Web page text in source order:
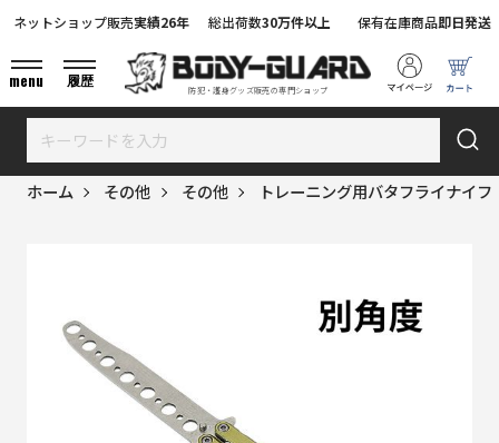
防犯・護身グッズ販売の専門ショップ
ネットショップ販売実績26年 総出荷数30万件以上 保有在庫商品即日発送
menu 履歴
ホーム その他 その他 トレーニング用バタフライナイフ